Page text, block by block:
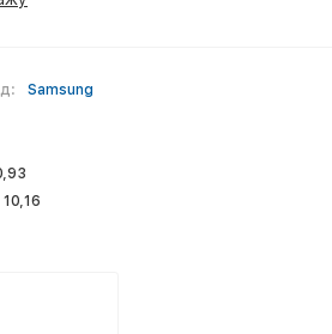
Samsung
10,16